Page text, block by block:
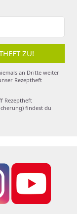
ZU!
an Dritte weiter
Rezeptheft
Rezeptheft
findest du